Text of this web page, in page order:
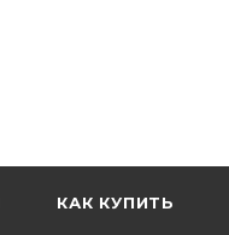
КАК КУПИТЬ